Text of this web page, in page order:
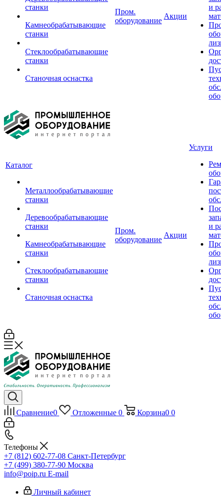
станки
Камнеобрабатывающие
станки
Стеклообрабатывающие
станки
Станочная оснастка
Пром.
оборудование
Акции
и
Каталог
Металлообрабатывающие
станки
Деревообрабатывающие
станки
Камнеобрабатывающие
станки
Стеклообрабатывающие
станки
Станочная оснастка
Пром.
оборудование
Акции
Услуги
и
Сравнение0 Отложенные 0 Корзина0 0
Телефоны
+7 (812) 602-77-08 Санкт-Петербург
+7 (499) 380-77-90 Москва
info@poip.ru E-mail
Личный кабинет